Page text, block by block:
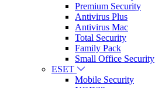
Premium Security
Antivirus Plus
Antivirus Mac
Total Security
Family Pack
Small Office Security
ESET
Mobile Security